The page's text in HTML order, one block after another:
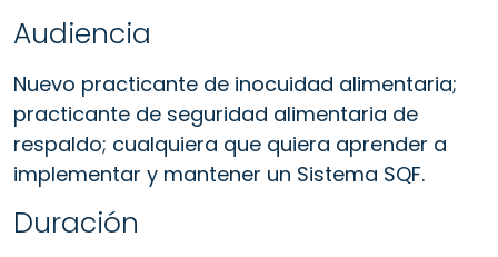
Audiencia
Nuevo practicante de inocuidad alimentaria;
practicante de seguridad alimentaria de
respaldo; cualquiera que quiera aprender a
implementar y mantener un Sistema SQF.
Duración